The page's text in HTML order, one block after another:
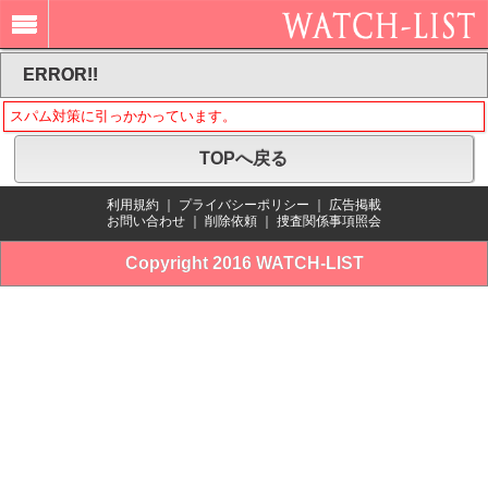
ERROR!!
スパム対策に引っかかっています。
TOPへ戻る
利用規約 プライバシーポリシー
広告掲載
お問い合わせ
削除依頼 捜査関係事項照会
Copyright 2016 WATCH-LIST